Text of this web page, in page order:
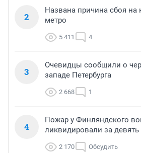
2
Названа причина сбоя на
метро
5 411 4
3
Очевидцы сообщили о
западе Петербурга
2 668 1
4
Пожар у Финляндского
ликвидировали за девять
2 170 Обсудить